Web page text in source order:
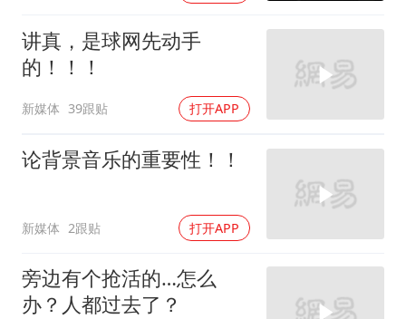
讲真，是球网先动手
的！！！
新媒体 39跟贴 打开APP
论背景音乐的重要性！！
新媒体 2跟贴 打开APP
旁边有个抢活的…怎么
办？人都过去了？